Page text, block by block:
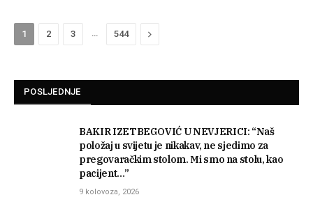
1 2 3 … 544 Next
POSLJEDNJE
BAKIR IZETBEGOVIĆ U NEVJERICI: “Naš
položaj u svijetu je nikakav, ne sjedimo za
pregovaračkim stolom. Mi smo na stolu, kao
pacijent…”
9 kolovoza, 2026